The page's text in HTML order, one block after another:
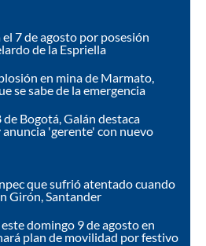
7 de agosto por posesión
de la Espriella
en mina de Marmato,
se sabe de la emergencia
Bogotá, Galán destaca
'gerente' con nuevo
que sufrió atentado cuando
Girón, Santander
domingo 9 de agosto en
plan de movilidad por festivo